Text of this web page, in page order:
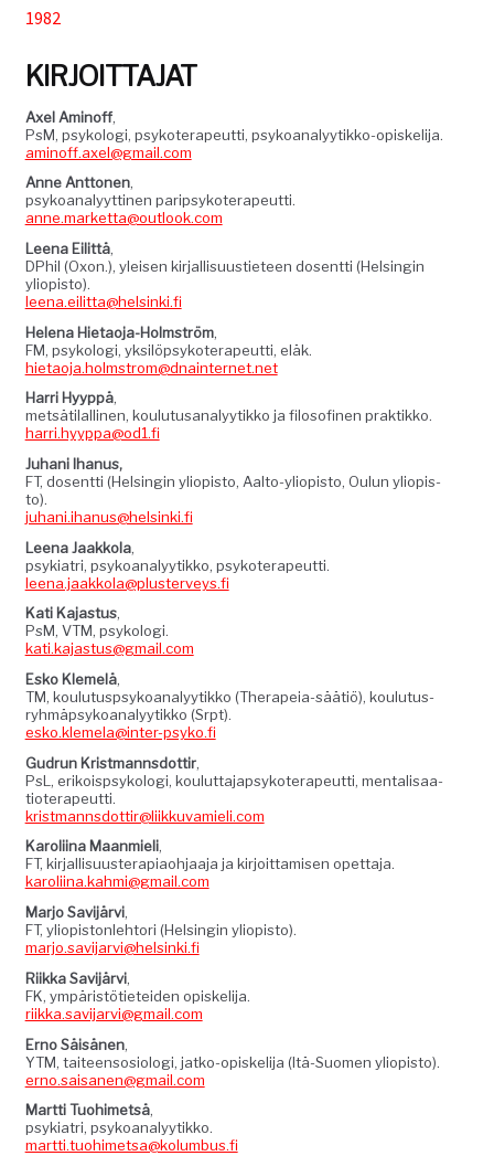
Tuki
Tilaa lehti
Sisällysluettelot
Kirjaudu sisään
1982
KIRJOITTAJAT
Axel Aminoff,
PsM, psykolo­gi, psykoter­apeut­ti, psyko­ana­lyytikko-opiske­li­ja.
aminoff.axel@gmail.com
Anne Ant­to­nen,
psyko­ana­lyyt­ti­nen parip­sykoter­apeut­ti.
anne.marketta@outlook.com
Leena Eilit­tä,
DPhil (Oxon.), yleisen kir­jal­lisu­usti­eteen dosent­ti (Helsin­gin
yliopis­to).
leena.eilitta@helsinki.fi
Hele­na Hietao­ja-Holm­ström,
FM, psykolo­gi, yksilöp­sykoter­apeut­ti, eläk.
hietaoja.holmstrom@dnainternet.net
Har­ri Hyyp­pä,
met­säti­lalli­nen, koulu­tu­s­ana­lyytikko ja filosofinen prak­tikko.
harri.hyyppa@od1.fi
Juhani Ihanus,
FT, dosent­ti (Helsin­gin yliopis­to, Aal­to-yliopis­to, Oulun yliopis­
to).
juhani.ihanus@helsinki.fi
Leena Jaakko­la,
psyki­a­tri, psyko­ana­lyytikko, psykoter­apeut­ti.
leena.jaakkola@plusterveys.fi
Kati Kajas­tus,
PsM, VTM, psykolo­gi.
kati.kajastus@gmail.com
Esko Klemelä,
TM, koulu­tusp­syko­ana­lyytikko (Ther­a­peia-säätiö), koulu­tus­
ryh­mäp­syko­ana­lyytikko (Srpt).
esko.klemela@inter-psyko.fi
Gudrun Krist­manns­dot­tir,
PsL, erikoisp­sykolo­gi, koulut­ta­jap­sykoter­apeut­ti, men­tal­isaa­
tioter­apeut­ti.
kristmannsdottir@liikkuvamieli.com
Karoli­ina Maan­mieli,
FT, kir­jal­lisu­uster­apiao­h­jaa­ja ja kir­joit­tamisen opet­ta­ja.
karoliina.kahmi@gmail.com
Mar­jo Sav­i­järvi,
FT, yliopis­ton­le­htori (Helsin­gin yliopis­to).
marjo.savijarvi@helsinki.fi
Riik­ka Sav­i­järvi,
FK, ympäristöti­etei­den opiske­li­ja.
riikka.savijarvi@gmail.com
Erno Säisä­nen,
YTM, taiteen­so­si­olo­gi, jatko-opiske­li­ja (Itä-Suomen yliopis­to).
erno.saisanen@gmail.com
Mart­ti Tuo­himet­sä,
psyki­a­tri, psyko­ana­lyytikko.
martti.tuohimetsa@kolumbus.fi